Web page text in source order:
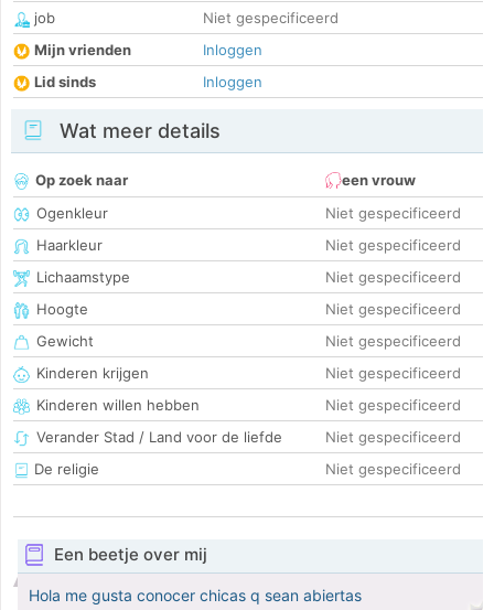
job
Niet gespecificeerd
Mijn vrienden
Inloggen
Lid sinds
Inloggen
Wat meer details
Op zoek naar
een vrouw
Ogenkleur
Niet gespecificeerd
Haarkleur
Niet gespecificeerd
Lichaamstype
Niet gespecificeerd
Hoogte
Niet gespecificeerd
Gewicht
Niet gespecificeerd
Kinderen krijgen
Niet gespecificeerd
Kinderen willen hebben
Niet gespecificeerd
Verander Stad / Land voor de liefde
Niet gespecificeerd
De religie
Niet gespecificeerd
Een beetje over mij
Hola me gusta conocer chicas q sean abiertas